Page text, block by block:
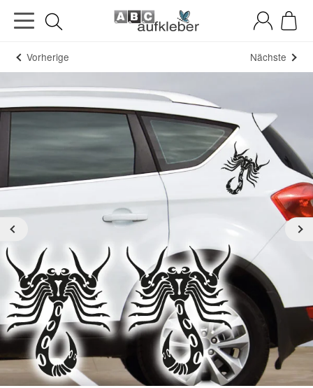
Vorherige Nächste